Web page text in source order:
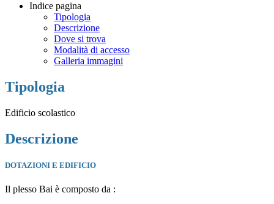
Indice pagina
Tipologia
Descrizione
Dove si trova
Modalità di accesso
Galleria immagini
Tipologia
Edificio scolastico
Descrizione
DOTAZIONI E EDIFICIO
Il plesso Bai è composto da :